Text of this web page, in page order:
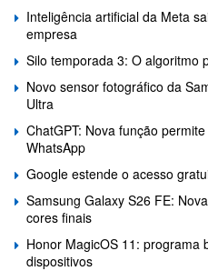
Inteligência artificial da Meta
empresa
Silo temporada 3: O algoritmo
Novo sensor fotográfico da
Ultra
ChatGPT: Nova função
WhatsApp
Google estende o acesso
Samsung Galaxy S26 FE:
cores finais
Honor MagicOS 11: programa
dispositivos